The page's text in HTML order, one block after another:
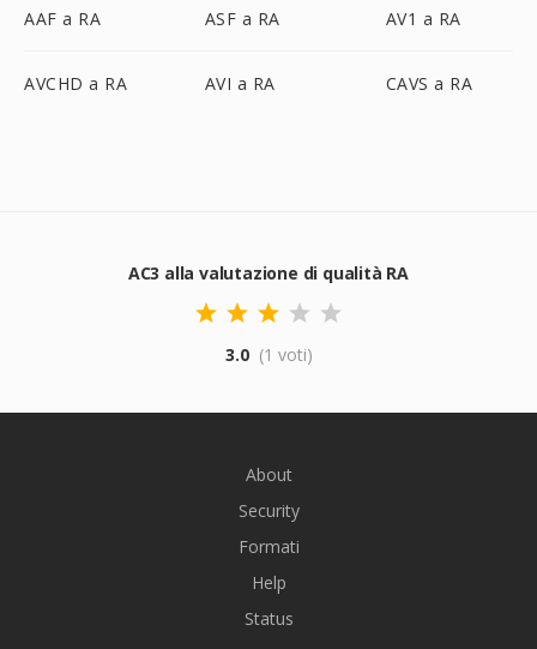
AAF a RA ASF a RA AV1 a RA
AVCHD a RA AVI a RA CAVS a RA
AC3 alla valutazione di qualità RA
3.0 (1 voti)
About
Security
Formati
Help
Status